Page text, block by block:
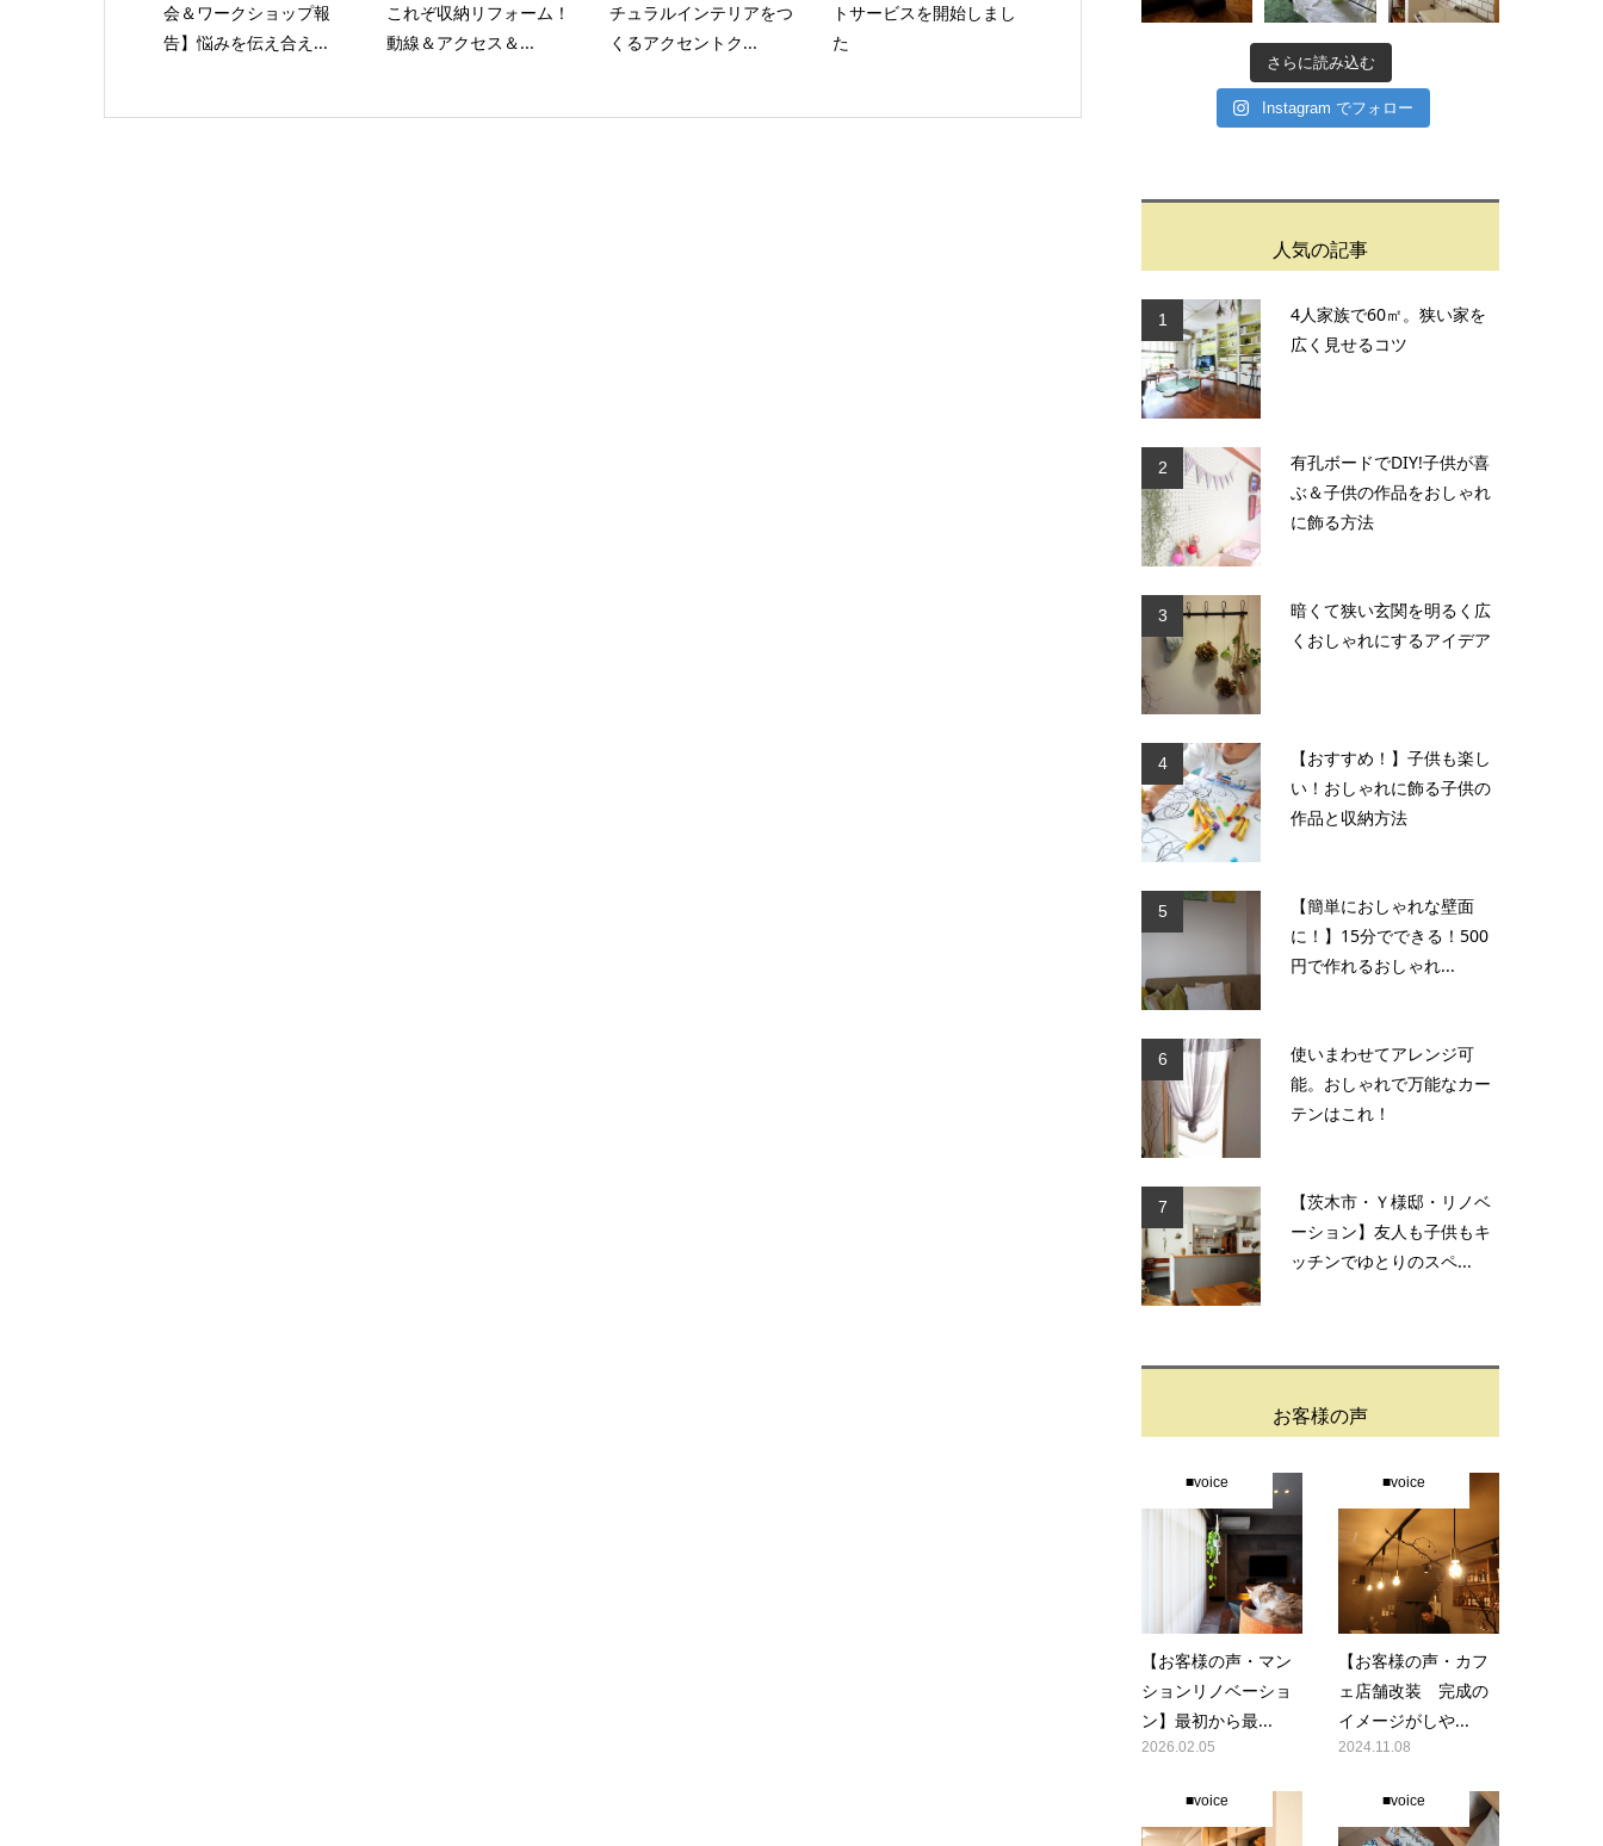
会＆ワークショップ報
告】悩みを伝え合え...
これぞ収納リフォーム！
動線＆アクセス＆...
チュラルインテリアをつ
くるアクセントク...
トサービスを開始しまし
た
さらに読み込む
Instagram でフォロー
人気の記事
1
4人家族で60㎡。狭い家を
広く見せるコツ
2
有孔ボードでDIY!子供が喜
ぶ＆子供の作品をおしゃれ
に飾る方法
3
暗くて狭い玄関を明るく広
くおしゃれにするアイデア
4
【おすすめ！】子供も楽し
い！おしゃれに飾る子供の
作品と収納方法
5
【簡単におしゃれな壁面
に！】15分でできる！500
円で作れるおしゃれ...
6
使いまわせてアレンジ可
能。おしゃれで万能なカー
テンはこれ！
7
【茨木市・Ｙ様邸・リノベ
ーション】友人も子供もキ
ッチンでゆとりのスペ...
お客様の声
■voice
【お客様の声・マン
ションリノベーショ
ン】最初から最...
2026.02.05
■voice
【お客様の声・カフ
ェ店舗改装 完成の
イメージがしや...
2024.11.08
■voice ■voice